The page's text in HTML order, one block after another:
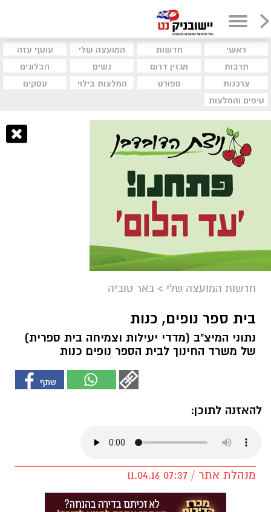
ראשי חדשות המועצה שלי
עוטף עזה
תרבות
מגזין דרום נשים
הבלוגים
צרכנות
ספורט המלצות בילוי
עסקים
טיפים והמלצות
חדשות המועצה שלי > באר טוביה
בית ספר נופים, כנות
נתוני המיצ"ב (מדדי יעילות וצמיחה בית ספרית)
של משרד החינוך לבית הספר נופים כנות
להאזנה לתוכן:
מנהלת אתר / 07:37 11.04.16